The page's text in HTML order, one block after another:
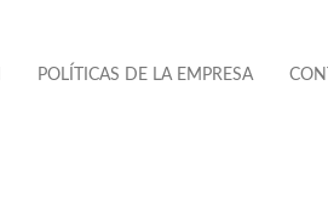
POLÍTICAS DE LA EMPRESA